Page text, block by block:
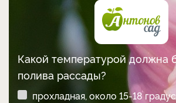
Какой температурой должна
полива рассады?
прохладная, около 15-18